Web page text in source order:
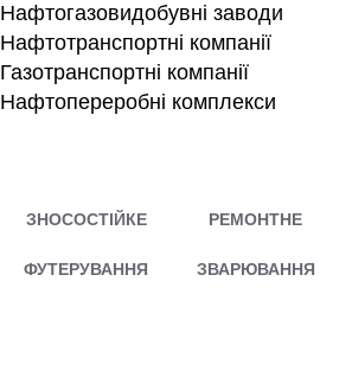
Нафтогазовидобувні заводи
Нафтотранспортні компанії
Газотранспортні компанії
Нафтопереробні комплекси
ЗНОСОСТІЙКЕ
ФУТЕРУВАННЯ
РЕМОНТНЕ
ЗВАРЮВАННЯ